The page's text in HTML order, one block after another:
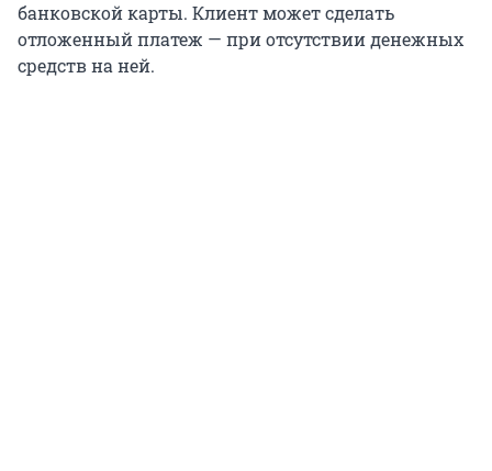
банковской карты. Клиент может сделать
отложенный платеж — при отсутствии денежных
средств на ней.